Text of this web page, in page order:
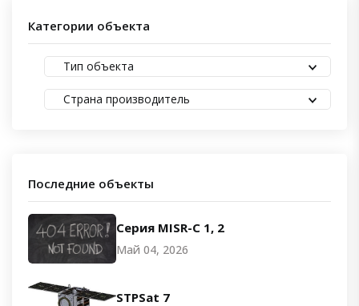
Категории объекта
Тип объекта
Страна производитель
Последние объекты
Серия MISR-C 1, 2
Май 04, 2026
STPSat 7